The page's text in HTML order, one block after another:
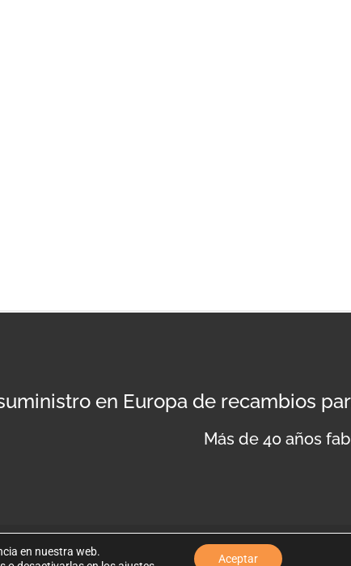
en Europa de recambios
Más de 40 años
Política de privacidad
en nuestra web.
Aceptar